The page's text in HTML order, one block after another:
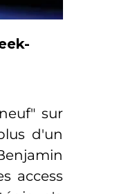
sur
d'un
access